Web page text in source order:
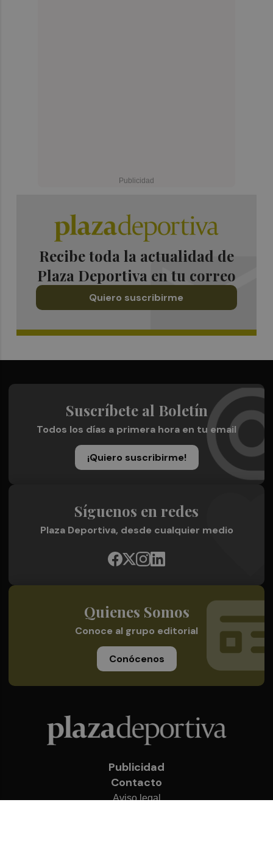
Recibe toda la actualidad de
Plaza Deportiva en tu correo
Quiero suscribirme
Suscríbete al Boletín
Todos los días a primera hora en tu email
¡Quiero suscribirme!
Síguenos en redes
Plaza Deportiva, desde cualquier medio
Quienes Somos
Conoce al grupo editorial
Conócenos
Publicidad
Contacto
Aviso legal